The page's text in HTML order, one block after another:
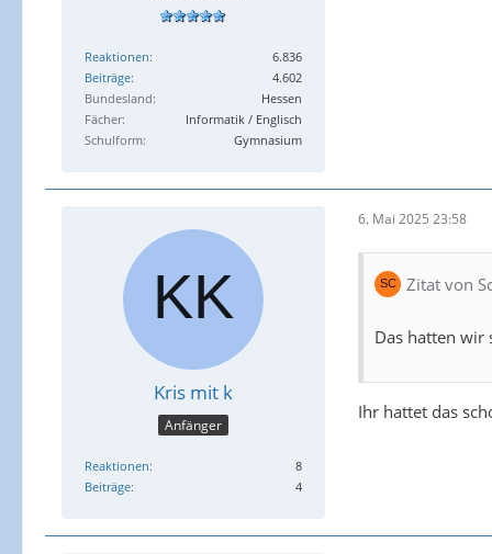
Reaktionen
6.836
Beiträge
4.602
Bundesland
Hessen
Fächer
Informatik / Englisch
Schulform
Gymnasium
Kris mit k
Anfänger
Reaktionen
8
Beiträge
4
6. Mai 2025 23:58
Zitat von
Das hatten wir
Ihr hattet das